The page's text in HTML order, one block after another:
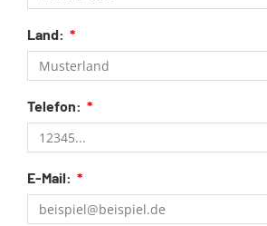
Land:
Telefon:
E-Mail: